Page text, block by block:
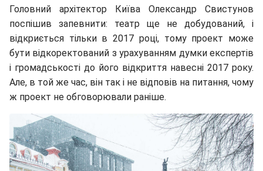
Головний архітектор Київа Олександр Свистунов
поспішив запевнити: театр ще не добудований, і
відкриється тільки в 2017 році, тому проект може
бути відкоректований з урахуванням думки експертів
і громадськості до його відкриття навесні 2017 року.
Але, в той же час, він так і не відповів на питання, чому
ж проект не обговорювали раніше.